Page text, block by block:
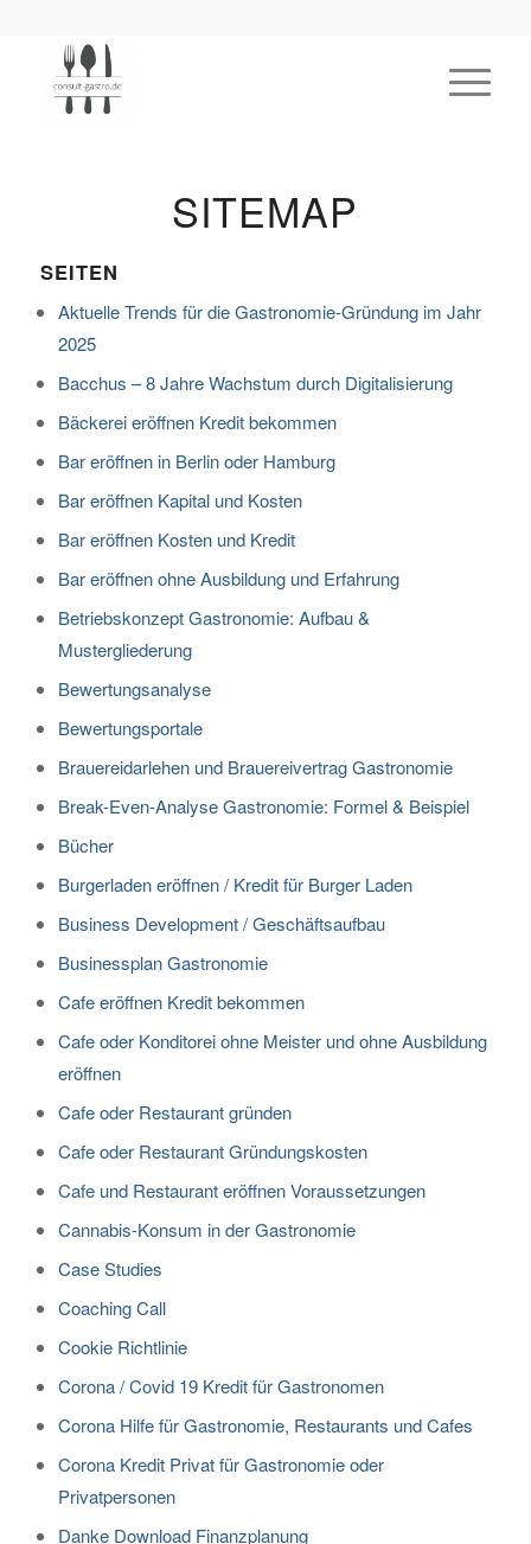
SITEMAP
SEITEN
Aktuelle Trends für die Gastronomie-Gründung im Jahr
2025
Bacchus – 8 Jahre Wachstum durch Digitalisierung
Bäckerei eröffnen Kredit bekommen
Bar eröffnen in Berlin oder Hamburg
Bar eröffnen Kapital und Kosten
Bar eröffnen Kosten und Kredit
Bar eröffnen ohne Ausbildung und Erfahrung
Betriebskonzept Gastronomie: Aufbau &
Mustergliederung
Bewertungsanalyse
Bewertungsportale
Brauereidarlehen und Brauereivertrag Gastronomie
Break-Even-Analyse Gastronomie: Formel & Beispiel
Bücher
Burgerladen eröffnen / Kredit für Burger Laden
Business Development / Geschäftsaufbau
Businessplan Gastronomie
Cafe eröffnen Kredit bekommen
Cafe oder Konditorei ohne Meister und ohne Ausbildung
eröffnen
Cafe oder Restaurant gründen
Cafe oder Restaurant Gründungskosten
Cafe und Restaurant eröffnen Voraussetzungen
Cannabis-Konsum in der Gastronomie
Case Studies
Coaching Call
Cookie Richtlinie
Corona / Covid 19 Kredit für Gastronomen
Corona Hilfe für Gastronomie, Restaurants und Cafes
Corona Kredit Privat für Gastronomie oder
Privatpersonen
Danke Download Finanzplanung